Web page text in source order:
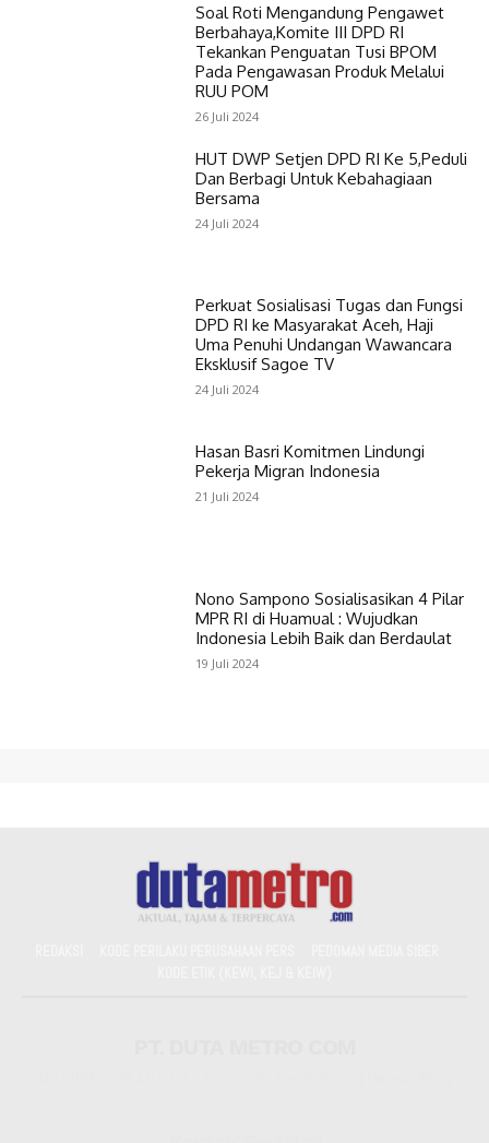
Soal Roti Mengandung Pengawet
Berbahaya,Komite III DPD RI
Tekankan Penguatan Tusi BPOM
Pada Pengawasan Produk Melalui
RUU POM
26 Juli 2024
HUT DWP Setjen DPD RI Ke 5,Peduli
Dan Berbagi Untuk Kebahagiaan
Bersama
24 Juli 2024
Perkuat Sosialisasi Tugas dan Fungsi
DPD RI ke Masyarakat Aceh, Haji
Uma Penuhi Undangan Wawancara
Eksklusif Sagoe TV
24 Juli 2024
Hasan Basri Komitmen Lindungi
Pekerja Migran Indonesia
21 Juli 2024
Nono Sampono Sosialisasikan 4 Pilar
MPR RI di Huamual : Wujudkan
Indonesia Lebih Baik dan Berdaulat
19 Juli 2024